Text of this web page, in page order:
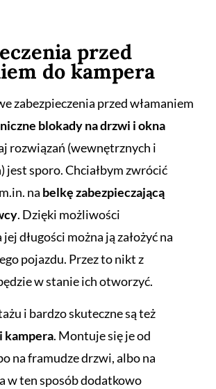
przed
do kampera
zabezpieczenia przed włamaniem
blokady na drzwi i okna
rozwiązań (wewnętrznych i
jest sporo.Chciałbym zwrócić
na belkę zabezpieczającą
. Dzięki możliwości
długości można ją założyć na
pojazdu. Przez to nikt z
w stanie ich otworzyć.
i bardzo skuteczne są też
kampera. Montuje się je od
na framudze drzwi, albo na
w ten sposób dodatkowo